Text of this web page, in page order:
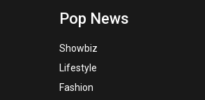
Pop News
Showbiz
Lifestyle
Fashion